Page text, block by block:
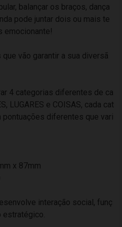
balançar os braços, dança
pode juntar dois ou mais te
emocionante!
vão garantir a sua diversã
4 categorias diferentes de ca
LUGARES e COISAS, cada cat
diferentes que vari
x 87mm
interação social, funç
estratégico.